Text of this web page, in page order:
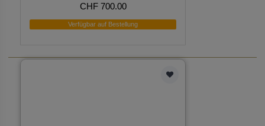
CHF 700.00
Verfügbar auf Bestellung